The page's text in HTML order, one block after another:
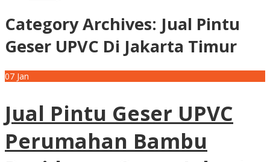
Category Archives: Jual Pintu
Geser UPVC Di Jakarta Timur
07 Jan
Jual Pintu Geser UPVC
Perumahan Bambu